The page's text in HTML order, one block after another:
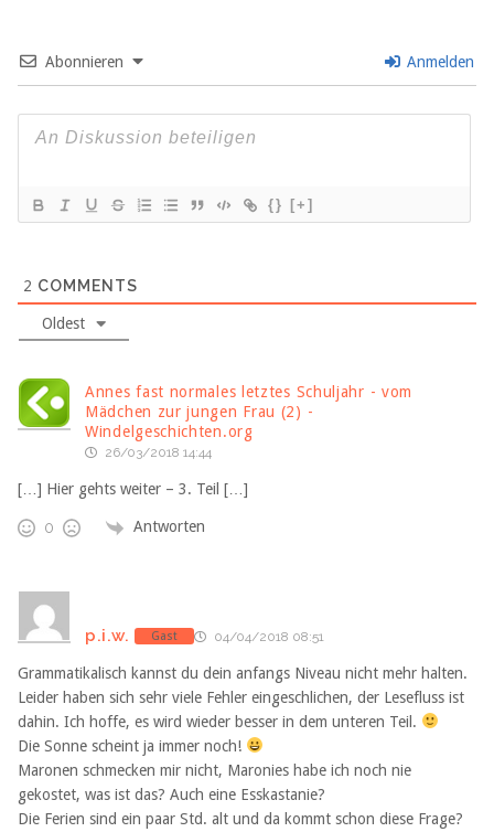
Abonnieren Anmelden
{} [+]
2 COMMENTS
Oldest
Annes fast normales letztes Schuljahr - vom
Mädchen zur jungen Frau (2) -
Windelgeschichten.org
26/03/2018 14:44
[…] Hier gehts weiter – 3. Teil […]
0 Antworten
p.i.w. Gast 04/04/2018 08:51
Grammatikalisch kannst du dein anfangs Niveau nicht mehr halten.
Leider haben sich sehr viele Fehler eingeschlichen, der Lesefluss ist
dahin. Ich hoffe, es wird wieder besser in dem unteren Teil.
Die Sonne scheint ja immer noch!
Maronen schmecken mir nicht, Maronies habe ich noch nie
gekostet, was ist das? Auch eine Esskastanie?
Die Ferien sind ein paar Std. alt und da kommt schon diese Frage?